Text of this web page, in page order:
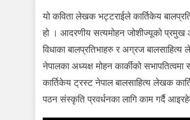
यो कविता लेखक भट्टराईले कार्तिकेय
हो । आदरणीय सत्यमोहन जोशीज्यूको प्रमुख
विधाका बालप्रतिभाहरु र अग्रज
नेपालका अध्यक्ष मोहन कार्कीको सभापतित्वमा
कार्तिकेय ट्रस्ट नेपाल बालसाहित्य लेखक
पठन संस्कृति प्रवर्धनका लागि काम गर्दै